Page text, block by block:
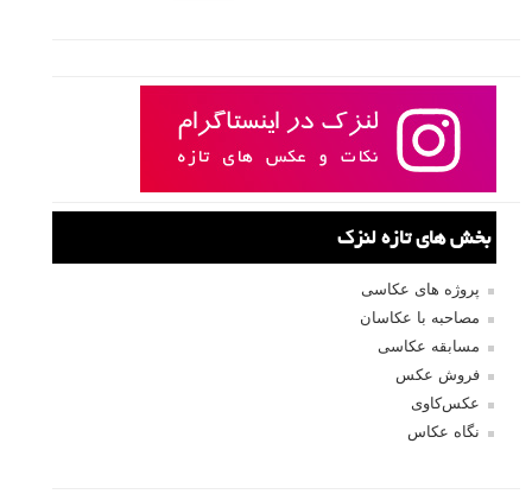
بخش های تازه لنزک
پروژه های عکاسی
مصاحبه با عکاسان
مسابقه عکاسی
فروش عکس
عکس‌کاوی
نگاه عکاس